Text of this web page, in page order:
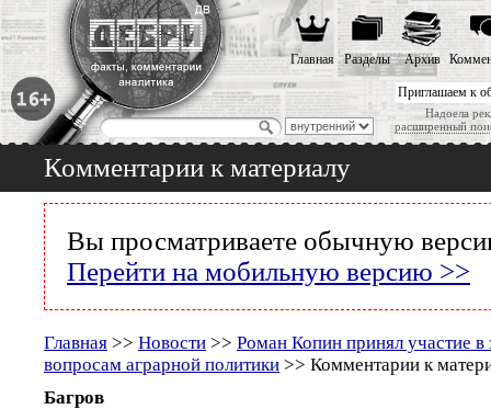
Приглашаем к
Надоела
расширенный
Главная Разделы Архив
Комментарии к материалу
Вы просматриваете обычную
Перейти на мобильную версию >>
Главная >> Новости >> Роман Копин принял участие в
вопросам аграрной политики >> Комментарии к
Багров